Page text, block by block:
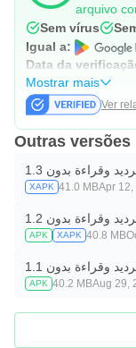
arquivo
Sem vírus
Igual a:
Data da
Mostrar mais
Ver
Outras versões
وقراءة بدون 1.3
XAPK 41.0 MBApr 12,
وقراءة بدون 1.2
APK XAPK 40.8 MB
وقراءة بدون 1.1
APK 40.2 MBAug 29,